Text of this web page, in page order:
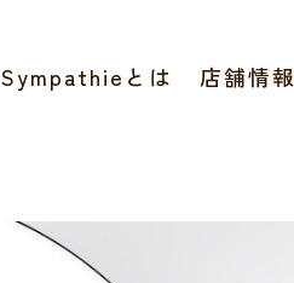
Sympathieとは 店舗情